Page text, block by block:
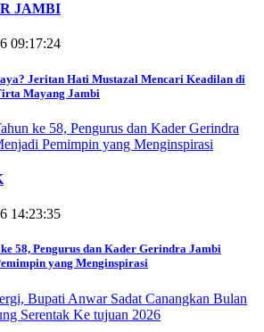
JAMBI
09:17:24
Jeritan Hati Mustazal Mencari Keadilan di
Mayang Jambi
14:23:35
58, Pengurus dan Kader Gerindra Jambi
yang Menginspirasi